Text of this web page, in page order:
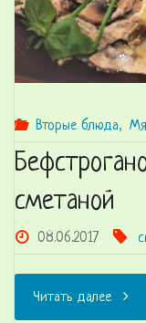
Вторые блюда,
сметаной
08.06.2017
Читать далее